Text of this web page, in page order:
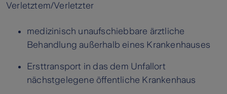
Verletztem/Verletzter
medizinisch unaufschiebbare ärztliche
Behandlung außerhalb eines Krankenhauses
Ersttransport in das dem Unfallort
nächstgelegene öffentliche Krankenhaus